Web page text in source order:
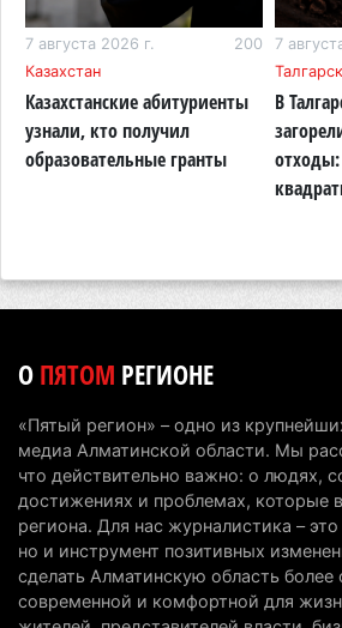
последнее слово
6 августа 2026 г. 17:04
Проезд по БАКАД резко
Алматинской области начали
тарифы
первоклассников начнут учить
6 августа 2026 г. 10:47
Казахстанцы назвали доход,
считают себя бедными
6 августа 2026 г. 09:52
Пожар в Аксайском ущелье под
7 августа 2026 г.
200
Казахстан
Казахстанские абитуриенты
узнали, кто получил
образовательные гранты
7
В
ОПЯТОМ РЕГИОНЕ
«Пятый регион» – одно из
медиа Алматинской области. Мы
что действительно важно: о людях,
достижениях и проблемах, которые
региона. Для нас журналистика –
но и инструмент позитивных
сделать Алматинскую область более
современной и комфортной для